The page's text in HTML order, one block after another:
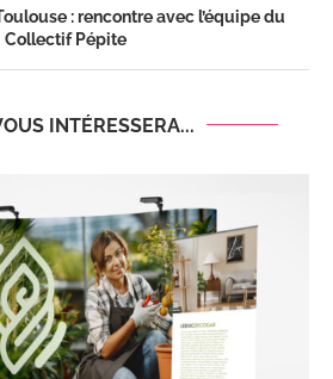
: rencontre avec l’équipe du
Collectif Pépite
INTÉRESSERA...